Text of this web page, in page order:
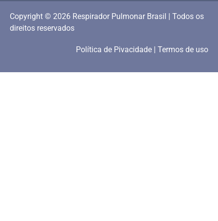
Copyright © 2026 Respirador Pulmonar Brasil | Todos os
direitos reservados
Política de Pivacidade | Termos de uso